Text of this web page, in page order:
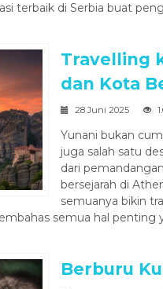
terbaik di Serbia buat
Travelling
dan Kota
28 Juni 2025
Yunani bukan
juga salah satu
dari
bersejarah di
semuanya bikin
semua hal penting
Berburu